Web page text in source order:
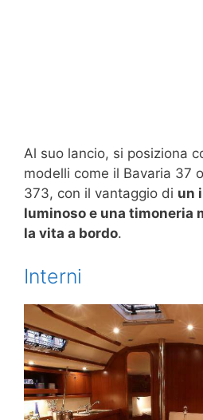
Al suo lancio, si posiziona
modelli come il Bavaria 37
373, con il vantaggio di un
luminoso e una timoneria
la vita a bordo.
Interni